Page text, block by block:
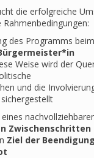
die erfolgreiche
des Programms
Weise wird der
und die
Zwischenschritten
Ziel der